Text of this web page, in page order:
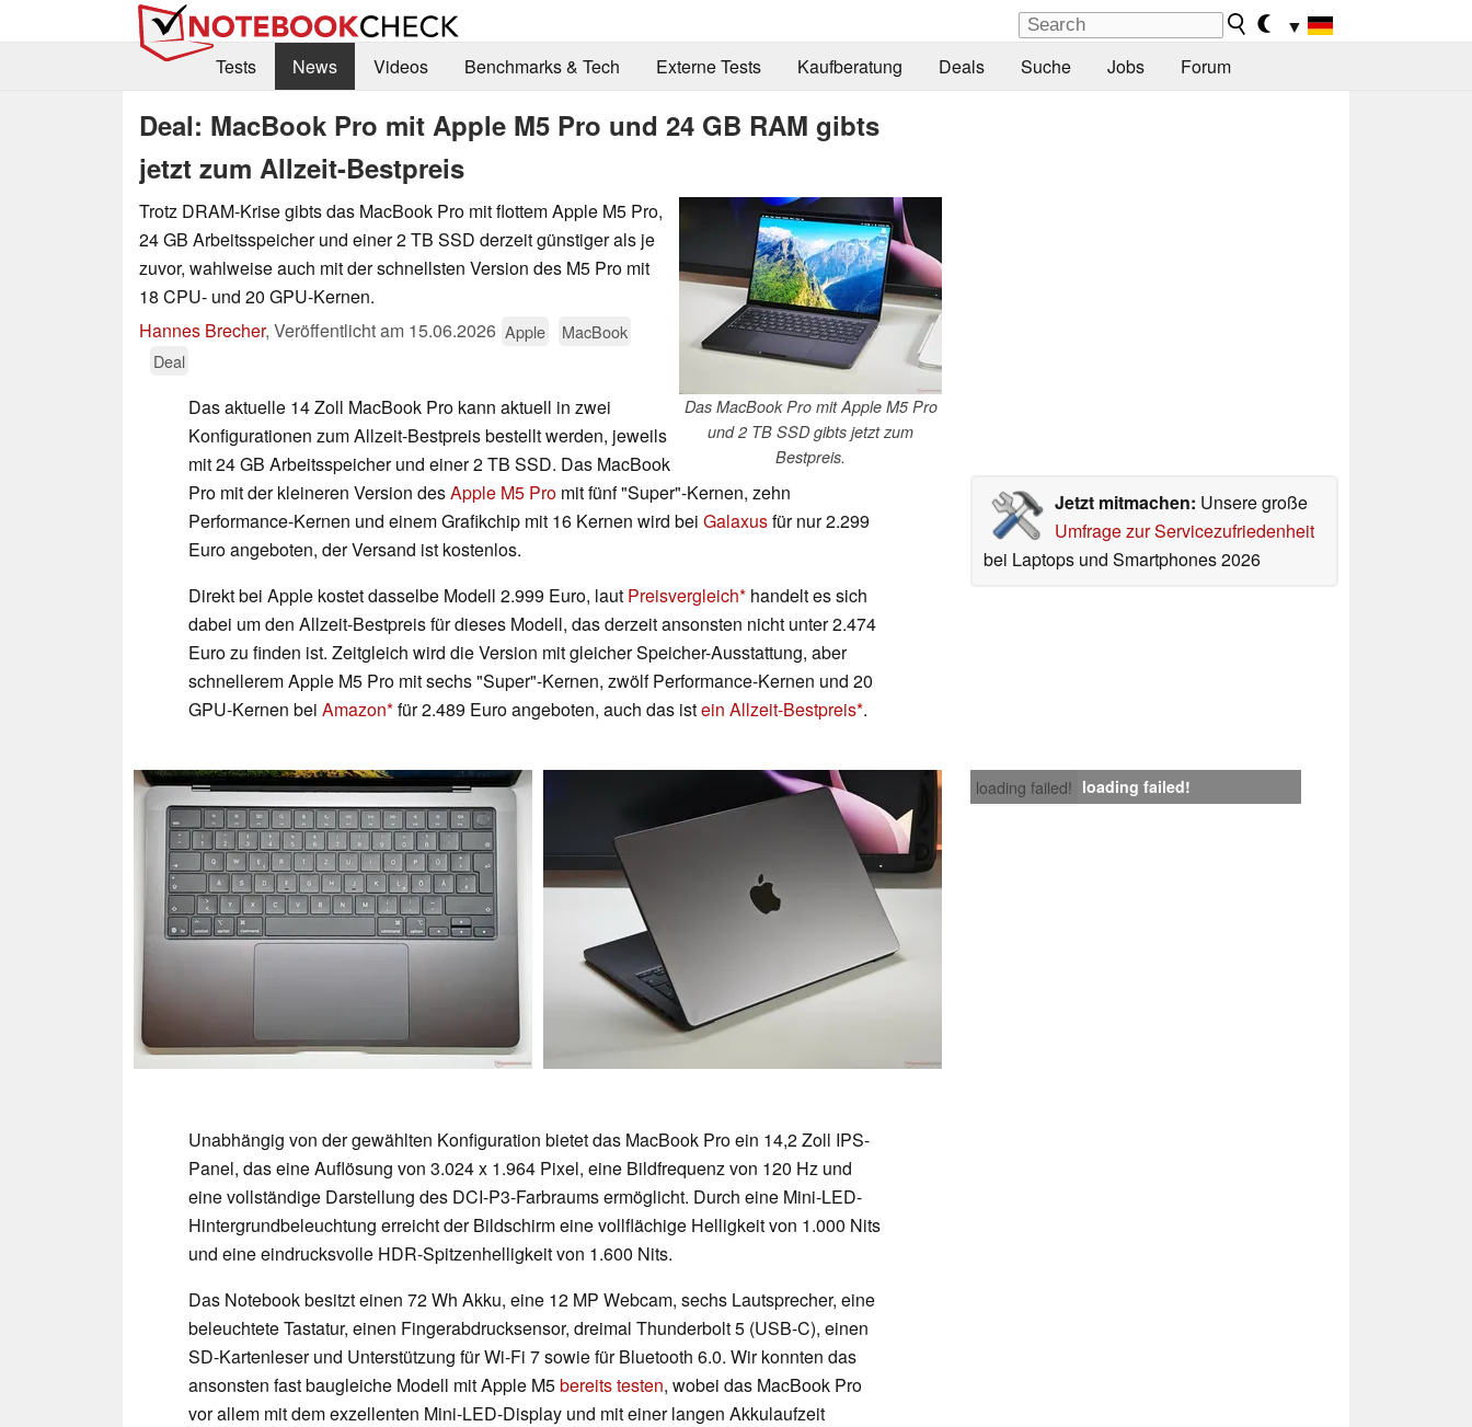
▼
Tests
News Videos Benchmarks & Tech Externe Tests Kaufberatung Deals Suche Jobs Forum
Deal: MacBook Pro mit Apple M5 Pro und 24 GB RAM gibts
jetzt zum Allzeit-Bestpreis
Das MacBook Pro mit Apple M5 Pro
und 2 TB SSD gibts jetzt zum
Bestpreis.
Trotz DRAM-Krise gibts das MacBook Pro mit flottem Apple M5 Pro,
24 GB Arbeitsspeicher und einer 2 TB SSD derzeit günstiger als je
zuvor, wahlweise auch mit der schnellsten Version des M5 Pro mit
18 CPU- und 20 GPU-Kernen.
Hannes Brecher, Veröffentlicht am 15.06.2026 Apple
MacBook
Deal
Jetzt mitmachen: Unsere große
Umfrage zur Servicezufriedenheit
bei Laptops und Smartphones 2026
Das aktuelle 14 Zoll MacBook Pro kann aktuell in zwei
Konfigurationen zum Allzeit-Bestpreis bestellt werden, jeweils
mit 24 GB Arbeitsspeicher und einer 2 TB SSD. Das MacBook
Pro mit der kleineren Version desApple M5 Pro mit fünf "Super"-Kernen, zehn
Performance-Kernen und einem Grafikchip mit 16 Kernen wird bei Galaxusfür nur 2.299
Euro angeboten, der Versand ist kostenlos.
Direkt bei Apple kostet dasselbe Modell 2.999 Euro, laut Preisvergleich handelt es sich
dabei um den Allzeit-Bestpreis für dieses Modell, das derzeit ansonsten nicht unter 2.474
Euro zu finden ist. Zeitgleich wird die Version mit gleicher Speicher-Ausstattung, aber
schnellerem Apple M5 Pro mit sechs "Super"-Kernen, zwölf Performance-Kernen und 20
GPU-Kernen bei Amazon für 2.489 Euro angeboten, auch das istein Allzeit-Bestpreis .
loading failed! loading failed!
Unabhängig von der gewählten Konfiguration bietet das MacBook Pro ein 14,2 Zoll IPS-
Panel, das eine Auflösung von 3.024 x 1.964 Pixel, eine Bildfrequenz von 120 Hz und
eine vollständige Darstellung des DCI-P3-Farbraums ermöglicht. Durch eine Mini-LED-
Hintergrundbeleuchtung erreicht der Bildschirm eine vollflächige Helligkeit von 1.000 Nits
und eine eindrucksvolle HDR-Spitzenhelligkeit von 1.600 Nits.
Das Notebook besitzt einen 72 Wh Akku, eine 12 MP Webcam, sechs Lautsprecher, eine
beleuchtete Tastatur, einen Fingerabdrucksensor, dreimal Thunderbolt 5 (USB-C), einen
SD-Kartenleser und Unterstützung für Wi-Fi 7 sowie für Bluetooth 6.0. Wir konnten das
ansonsten fast baugleiche Modell mit Apple M5bereits testen, wobei das MacBook Pro
vor allem mit dem exzellenten Mini-LED-Display und mit einer langen Akkulaufzeit